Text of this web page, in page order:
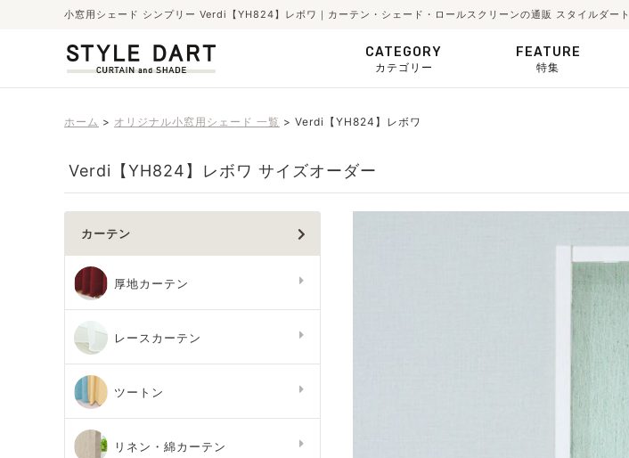
小窓用シェード シンプリー Verdi【YH824】レボワ｜カーテン・シェード・ロールスクリーンの通販 スタイルダート
CATEGORY
カテゴリー
FEATURE
特集
ホーム オリジナル小窓用シェード 一覧 Verdi【YH824】レボワ
Verdi【YH824】レボワ サイズオーダー
カーテン
厚地カーテン
レースカーテン
ツートン
リネン・綿カーテン